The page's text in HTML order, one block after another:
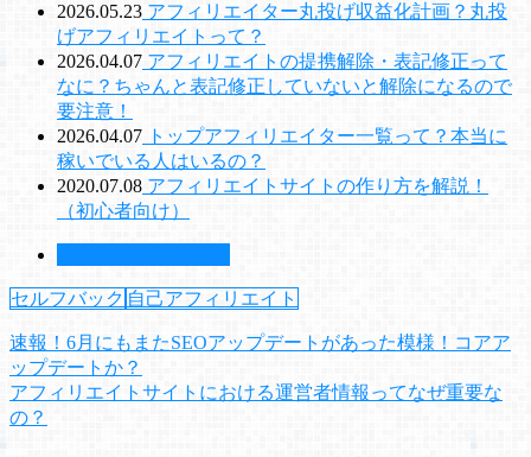
2026.05.23 アフィリエイター丸投げ収益化計画？丸投
げアフィリエイトって？
2026.04.07 アフィリエイトの提携解除・表記修正って
なに？ちゃんと表記修正していないと解除になるので
要注意！
2026.04.07 トップアフィリエイター一覧って？本当に
稼いでいる人はいるの？
2020.07.08 アフィリエイトサイトの作り方を解説！
（初心者向け）
セルフバック 自己アフィリエイト
速報！6月にもまたSEOアップデートがあった模様！コアア
ップデートか？
アフィリエイトサイトにおける運営者情報ってなぜ重要な
の？